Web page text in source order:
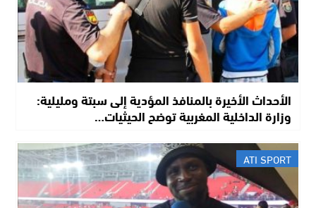
الأحداث الأخيرة بالمنافذ المؤدية إلى سبتة ومليلية:
وزارة الداخلية المغربية توضح الحيثيات…
ATI SPORT